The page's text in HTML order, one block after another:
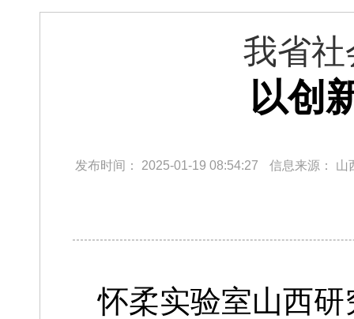
我省
以创
发布时间： 2025-01-19 08:54:27 信息来源： 山
怀柔实验室山西